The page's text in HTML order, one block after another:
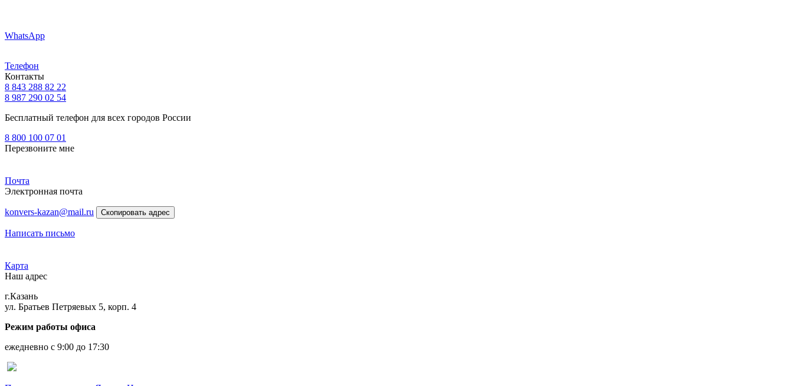
WhatsApp
Телефон
Контакты
8 843 288 82 22
8 987 290 02 54
Бесплатный телефон для всех городов России
8 800 100 07 01
Перезвоните мне
Почта
Электронная почта
konvers-kazan@mail.ru Скопировать адрес
Написать письмо
Карта
Наш адрес
г.Казань
ул. Братьев Петряевых 5, корп. 4
Режим работы офиса
ежедневно с 9:00 до 17:30